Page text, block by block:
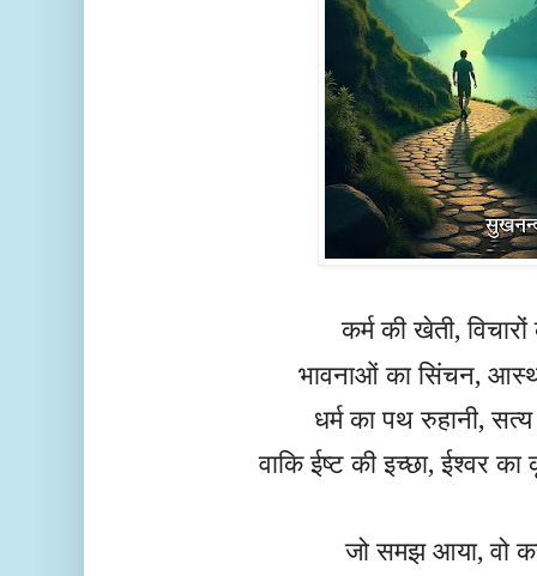
कर्म की खेती,
भावनाओं का सिंचन,
धर्म का पथ रुहानी,
वाकि ईष्ट की इच्छा, ईश्वर
जो समझ आया, वो